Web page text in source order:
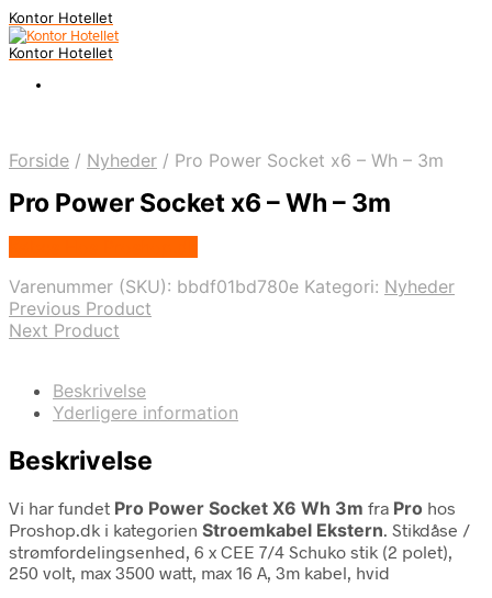
Kontor Hotellet
Kontor Hotellet
Forside / Nyheder / Pro Power Socket x6 – Wh – 3m
Pro Power Socket x6 – Wh – 3m
Varenummer (SKU): bbdf01bd780e Kategori: Nyheder
Previous Product
Next Product
Beskrivelse
Yderligere information
Beskrivelse
Vi har fundet Pro Power Socket X6 Wh 3m fra Pro hos
Proshop.dk i kategorien Stroemkabel Ekstern. Stikdåse /
strømfordelingsenhed, 6 x CEE 7/4 Schuko stik (2 polet),
250 volt, max 3500 watt, max 16 A, 3m kabel, hvid